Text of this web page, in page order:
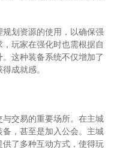
划资源的使用，以确保强
玩家在强化时也需根据自
这种装备系统不仅增加了
成就感。
交易的重要场所。在主城
，甚至是加入公会。主城
了多种互动方式，使得玩